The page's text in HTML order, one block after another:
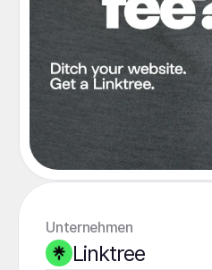
Unternehmen
Linktree